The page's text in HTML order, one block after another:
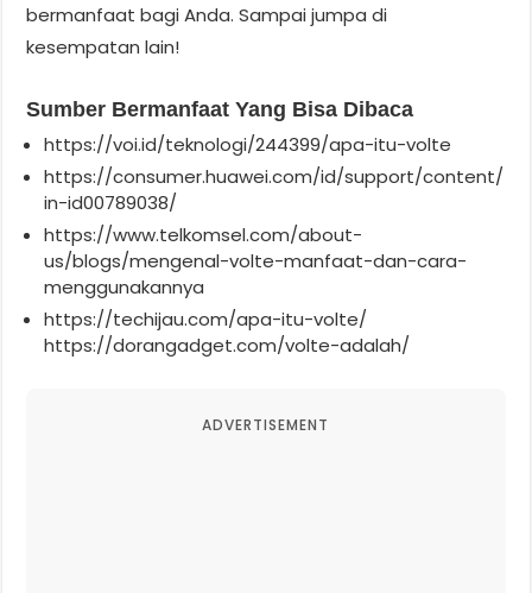
bermanfaat bagi Anda. Sampai jumpa di
kesempatan lain!
Sumber Bermanfaat Yang Bisa Dibaca
https://voi.id/teknologi/244399/apa-itu-volte
https://consumer.huawei.com/id/support/content/
in-id00789038/
https://www.telkomsel.com/about-
us/blogs/mengenal-volte-manfaat-dan-cara-
menggunakannya
https://techijau.com/apa-itu-volte/
https://dorangadget.com/volte-adalah/
ADVERTISEMENT